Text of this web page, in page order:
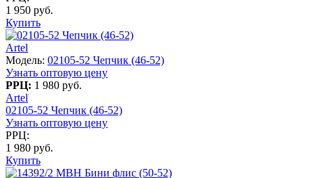
1 950 руб.
Купить
Artel
Модель: 02105-52 Чепчик (46-52)
Узнать оптовую цену
РРЦ: 1 980 руб.
Artel
02105-52 Чепчик (46-52)
Узнать оптовую цену
РРЦ:
1 980 руб.
Купить